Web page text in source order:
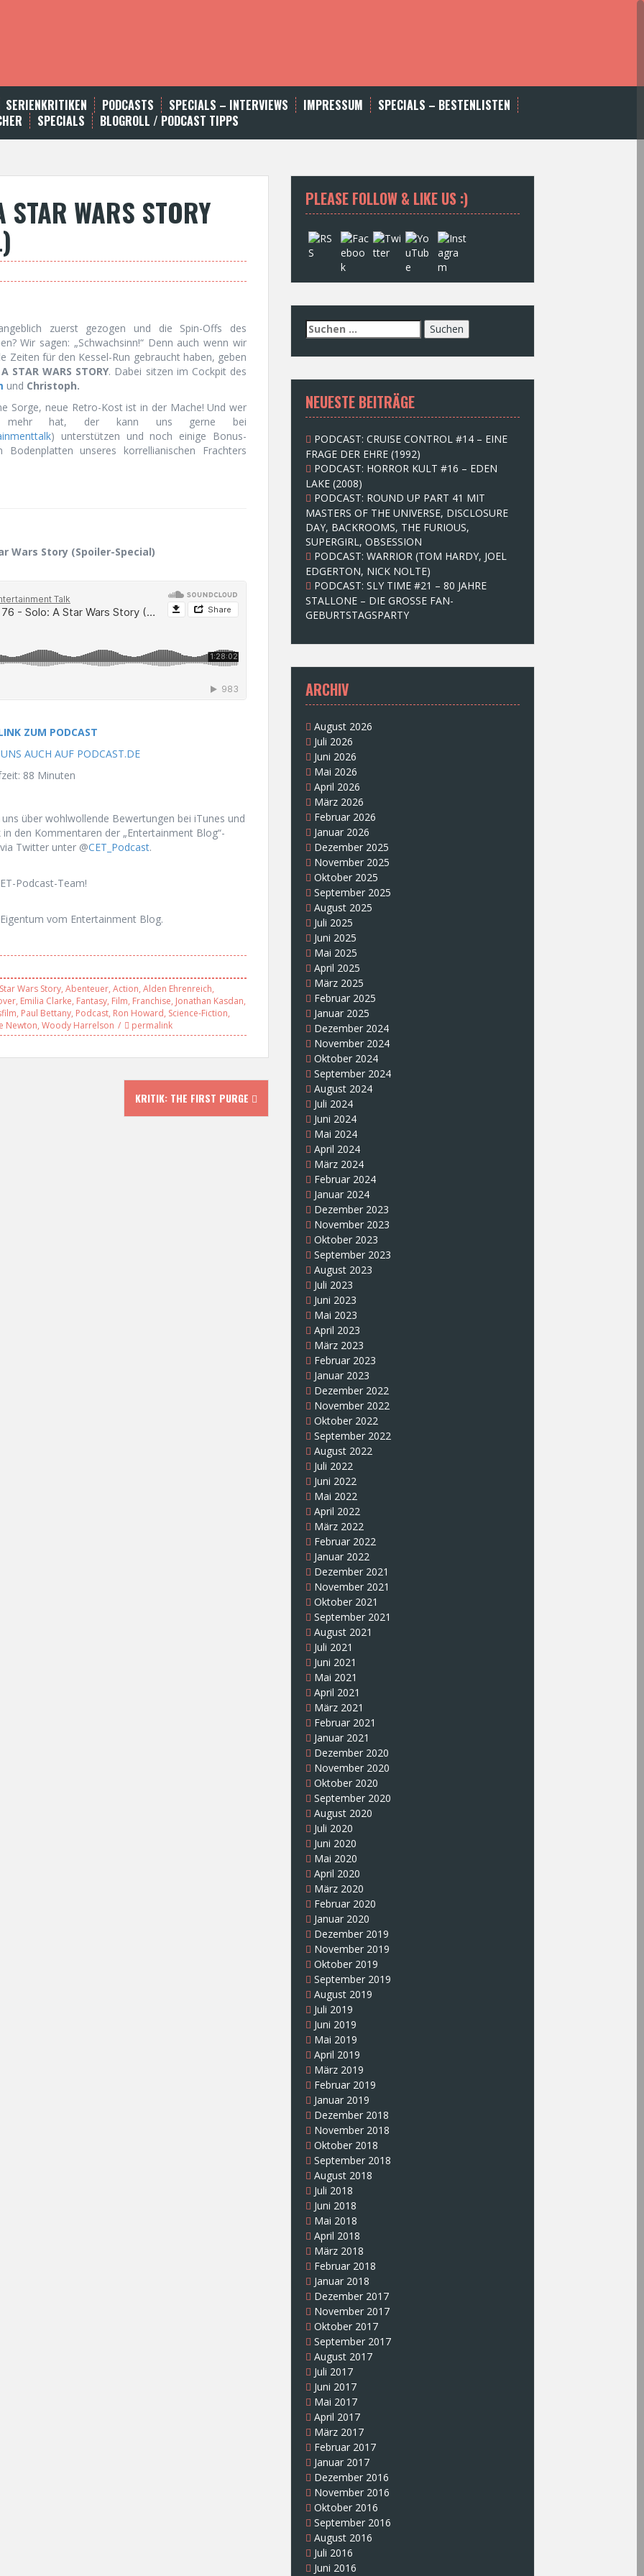
SERIENKRITIKEN PODCASTS SPECIALS – INTERVIEWS IMPRESSUM
SPECIALS – BESTENLISTEN
SPECIALS BLOGROLL / PODCAST TIPPS
WARS STORY
zuerst gezogen und die Spin-Offs des
Wir sagen: „Schwachsinn!“ Denn auch wenn wir
Zeiten für den Kessel-Run gebraucht haben, geben
STAR WARS STORY. Dabei sitzen im Cockpit des
und Christoph.
Sorge, neue Retro-Kost ist in der Mache! Und wer
hat, der kann uns gerne bei
) unterstützen und noch einige Bonus-
unseres korrellianischen Frachters
Wars Story (Spoiler-Special)
ZUM PODCAST
AUCH AUF PODCAST.DE
88 Minuten
über wohlwollende Bewertungen bei iTunes und
den Kommentaren der „Entertainment Blog“-
Twitter unter @CET_Podcast.
Podcast-Team!
vom Entertainment Blog.
Wars Story, Abenteuer, Action, Alden Ehrenreich,
, Emilia Clarke, Fantasy, Film, Franchise, Jonathan Kasdan,
, Paul Bettany, Podcast, Ron Howard, Science-Fiction,
Newton, Woody Harrelson permalink
KRITIK: THE FIRST PURGE
PLEASE FOLLOW & LIKE US :)
S
u
c
e
n
n
c
h
:
NEUESTE BEITRÄGE
PODCAST: CRUISE CONTROL #14 – EINE
FRAGE DER EHRE (1992)
PODCAST: HORROR KULT #16 – EDEN
LAKE (2008)
PODCAST: ROUND UP PART 41 MIT
MASTERS OF THE UNIVERSE, DISCLOSURE
DAY, BACKROOMS, THE FURIOUS,
SUPERGIRL, OBSESSION
PODCAST: WARRIOR (TOM HARDY, JOEL
EDGERTON, NICK NOLTE)
PODCAST: SLY TIME #21 – 80 JAHRE
STALLONE – DIE GROSSE FAN-
GEBURTSTAGSPARTY
ARCHIV
August 2026
Juli 2026
Juni 2026
Mai 2026
April 2026
März 2026
Februar 2026
Januar 2026
Dezember 2025
November 2025
Oktober 2025
September 2025
August 2025
Juli 2025
Juni 2025
Mai 2025
April 2025
März 2025
Februar 2025
Januar 2025
Dezember 2024
November 2024
Oktober 2024
September 2024
August 2024
Juli 2024
Juni 2024
Mai 2024
April 2024
März 2024
Februar 2024
Januar 2024
Dezember 2023
November 2023
Oktober 2023
September 2023
August 2023
Juli 2023
Juni 2023
Mai 2023
April 2023
März 2023
Februar 2023
Januar 2023
Dezember 2022
November 2022
Oktober 2022
September 2022
August 2022
Juli 2022
Juni 2022
Mai 2022
April 2022
März 2022
Februar 2022
Januar 2022
Dezember 2021
November 2021
Oktober 2021
September 2021
August 2021
Juli 2021
Juni 2021
Mai 2021
April 2021
März 2021
Februar 2021
Januar 2021
Dezember 2020
November 2020
Oktober 2020
September 2020
August 2020
Juli 2020
Juni 2020
Mai 2020
April 2020
März 2020
Februar 2020
Januar 2020
Dezember 2019
November 2019
Oktober 2019
September 2019
August 2019
Juli 2019
Juni 2019
Mai 2019
April 2019
März 2019
Februar 2019
Januar 2019
Dezember 2018
November 2018
Oktober 2018
September 2018
August 2018
Juli 2018
Juni 2018
Mai 2018
April 2018
März 2018
Februar 2018
Januar 2018
Dezember 2017
November 2017
Oktober 2017
September 2017
August 2017
Juli 2017
Juni 2017
Mai 2017
April 2017
März 2017
Februar 2017
Januar 2017
Dezember 2016
November 2016
Oktober 2016
September 2016
August 2016
Juli 2016
Juni 2016